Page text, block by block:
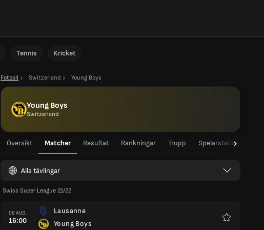
Tennis Kricket
Fotboll Switzerland Young Boys
Young Boys
Switzerland
Översikt Matcher Resultat Rankningar Trupp Spelarstatistik
Alla tävlingar
Swiss Super League 21/22
08 AUG.
16:00
Lausanne
Young Boys